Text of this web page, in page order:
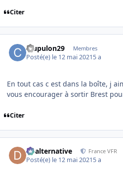
Citer
crupulon29 Membres
Posté(e) le 12 mai 20215 a
En tout cas c est dans la boîte, j
vous encourager à sortir Brest
Citer
dbalternative France VFR
Posté(e) le 12 mai 20215 a